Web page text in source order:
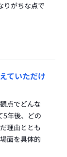
りがちな点で
ていただけ
点でどんな
5年後、どの
理由ととも
面を具体的